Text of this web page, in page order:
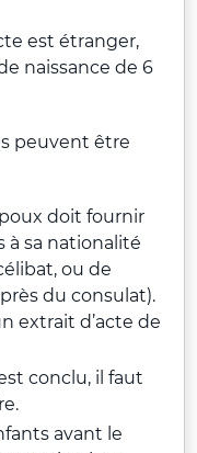
est étranger,
naissance de 6
peuvent être
doit fournir
sa nationalité
ou de
du consulat).
extrait d’acte de
conclu, il faut
avant le